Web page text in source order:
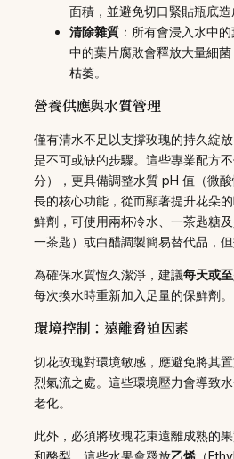
面積，並避免切口緊貼瓶底造
清除雜質 ：所有會浸入水中
中的葉片腐敗會釋放大量細
枯萎。
營養供應與水質管理
僅有清水不足以支撐玫瑰的持久綻
是不可或缺的步驟。這些專業配方
分），更具備調整水質 pH 值（微
長的核心功能，從而顯著提升花朵
鮮劑，可使用兩杯冷水、一茶匙糖
一茶匙）或白醋調製簡易替代品，但
為確保水質恆久潔淨，建議每天或
每次換水時重新加入足量的保鮮劑。
環境控制：遠離脅迫因素
切花玫瑰對環境敏感，應避免將其
烈氣流之處。這些環境壓力會導致
老化。
此外，必須將玫瑰花束遠離成熟的
和酪梨。這些水果會釋放乙烯（